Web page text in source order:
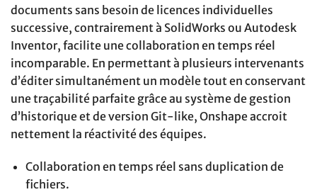
documents sans besoin de licences individuelles
successive, contrairement à SolidWorks ou Autodesk
Inventor, facilite une collaboration en temps réel
incomparable. En permettant à plusieurs intervenants
d’éditer simultanément un modèle tout en conservant
une traçabilité parfaite grâce au système de gestion
d’historique et de version Git-like, Onshape accroit
nettement la réactivité des équipes.
Collaboration en temps réel sans duplication de
fichiers.